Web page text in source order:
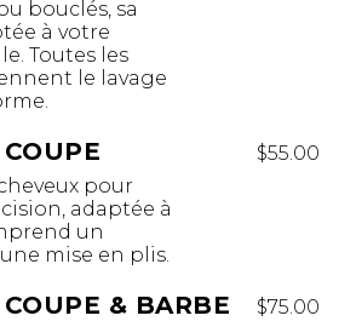
bouclés, sa
à votre
Toutes les
le lavage
$55.00
pour
adaptée à
un
mise en plis.
& BARBE
$75.00